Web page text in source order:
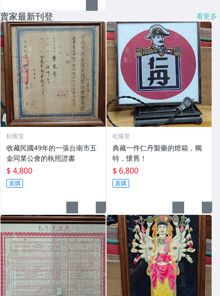
賣家最新刊登 看更多
松蔭堂
收藏民國49年的一張台南市五
金同業公會的執照證書
$ 4,800
直購
松蔭堂
典藏一件仁丹製藥的燈箱，獨
特，懷舊！
$ 6,800
直購